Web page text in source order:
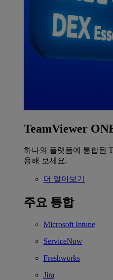
TeamViewer
하나의 플랫폼에 통합된
용해 보세요.
더 알아보기
주요 통합
Microsoft Intune
ServiceNow
Freshworks
Jira